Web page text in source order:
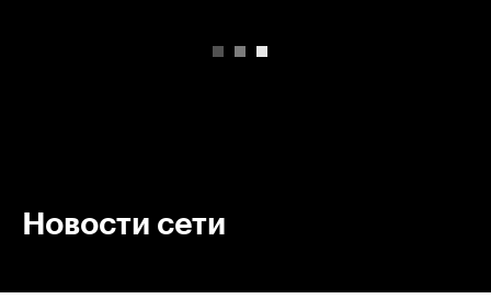
Новости сети